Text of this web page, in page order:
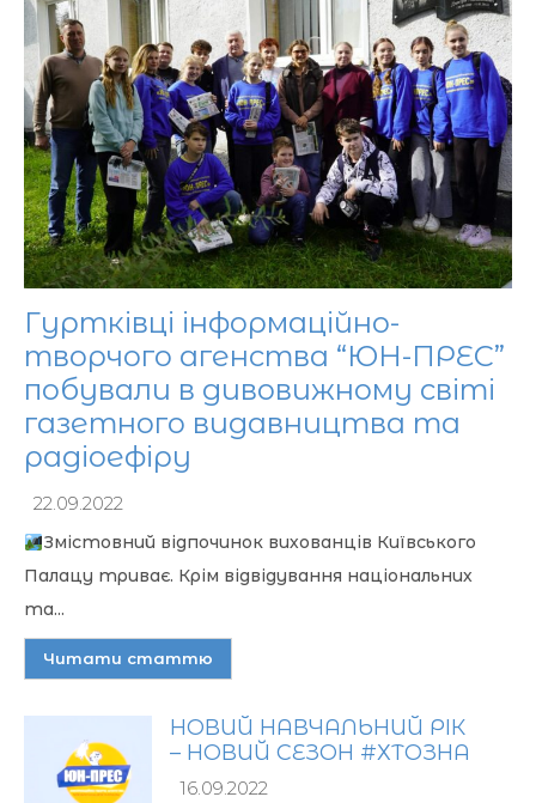
Гуртківці інформаційно-
творчого агенства “ЮН-ПРЕС”
побували в дивовижному світі
газетного видавництва та
радіоефіру
22.09.2022
Змістовний відпочинок вихованців Київського
Палацу триває. Крім відвідування національних
та...
Читати статтю
НОВИЙ НАВЧАЛЬНИЙ РІК
– НОВИЙ СЕЗОН #ХТОЗНА
16.09.2022